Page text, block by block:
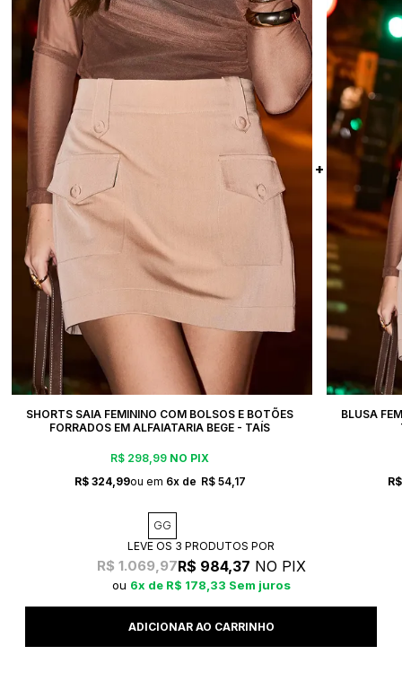
SHORTS SAIA FEMININO COM BOLSOS E BOTÕES
FORRADOS EM ALFAIATARIA BEGE - TAÍS
R$ 298,99 NO PIX
R$ 324,99
6x R$ 54,17
GG
BLUSA
LEVE OS 3 PRODUTOS
R$ 1.069,97R$ 984,37 NO PIX
6x R$ 178,33 Sem juros